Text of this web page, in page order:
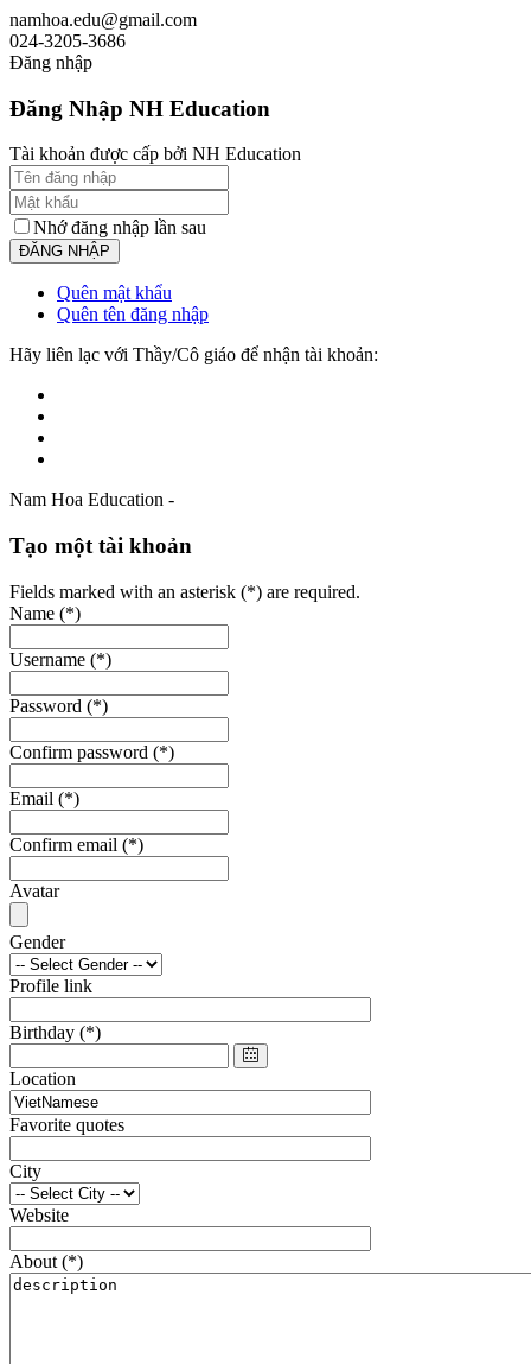
namhoa.edu@gmail.com
024-3205-3686
Đăng nhập
Đăng Nhập NH Education
Tài khoản được cấp bởi NH Education
Nhớ đăng nhập lần sau
Quên mật khẩu
Quên tên đăng nhập
Hãy liên lạc với Thầy/Cô giáo để nhận tài khoản:
Nam Hoa Education -
Tạo một tài khoản
Fields marked with an asterisk (*) are required.
Name (*)
Username (*)
Password (*)
Confirm password (*)
Email (*)
Confirm email (*)
Avatar
Gender
Profile link
Birthday (*)
Location
Favorite quotes
City
Website
About (*)